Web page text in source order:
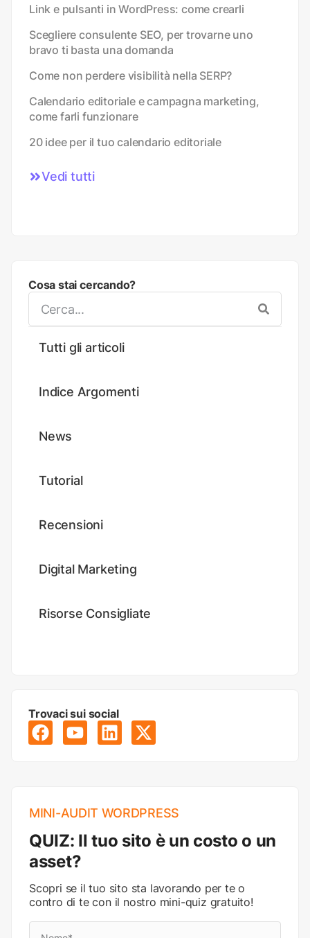
Link e pulsanti in WordPress: come crearli
Scegliere consulente SEO, per trovarne uno
bravo ti basta una domanda
Come non perdere visibilità nella SERP?
Calendario editoriale e campagna marketing,
come farli funzionare
20 idee per il tuo calendario editoriale
Vedi tutti
Cosa stai cercando?
Tutti gli articoli
Indice Argomenti
News
Tutorial
Recensioni
Digital Marketing
Risorse Consigliate
Trovaci sui social
MINI-AUDIT WORDPRESS
QUIZ: Il tuo sito è un costo o un
asset?
Scopri se il tuo sito sta lavorando per te o
contro di te con il nostro mini-quiz gratuito!